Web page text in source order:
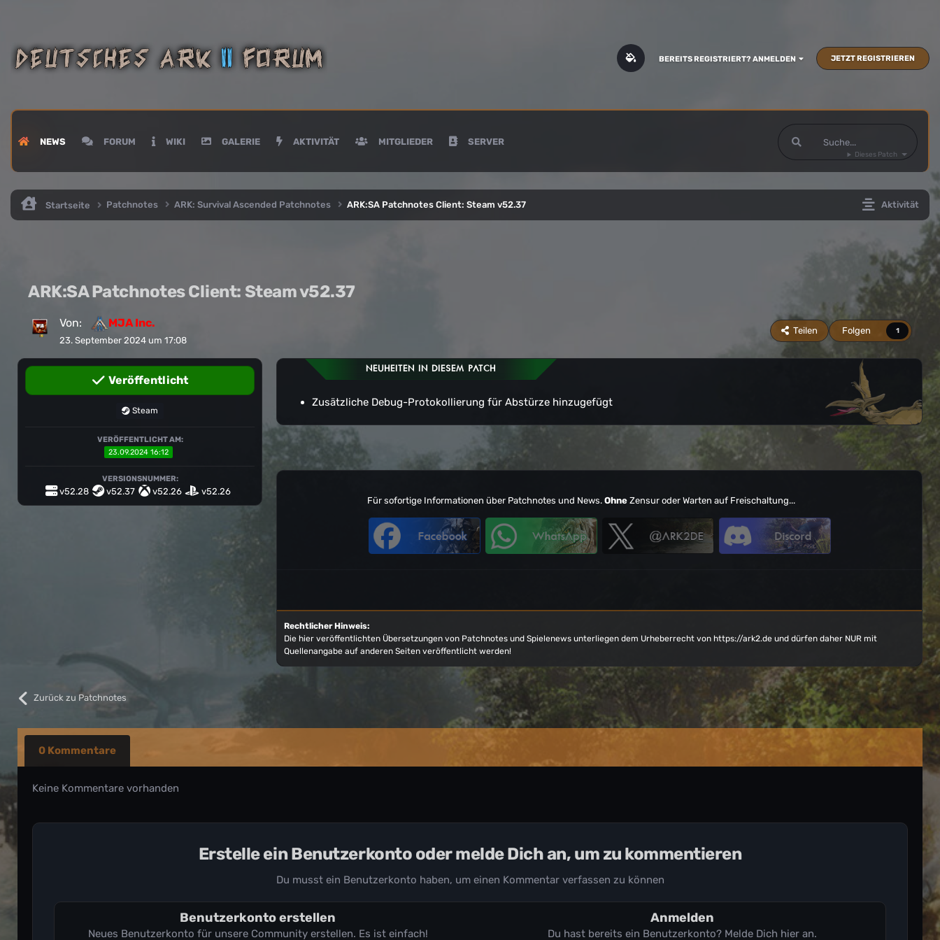
BEREITS REGISTRIERT? ANMELDEN JETZT REGISTRIEREN
NEWS FORUM WIKI GALERIE AKTIVITÄT MITGLIEDER SERVER
Dieses Patch
Aktivität
Startseite Patchnotes ARK: Survival Ascended Patchnotes ARK:SA Patchnotes Client: Steam v52.37
ARK:SA Patchnotes Client: Steam v52.37
Von: MJA Inc.
23. September 2024 um 17:08
Teilen Folgen 1
Veröffentlicht
Steam
VERÖFFENTLICHT AM:
23.09.2024 16:12
VERSIONSNUMMER:
v52.28 v52.37 v52.26 v52.26
NEUHEITEN IN DIESEM PATCH
Zusätzliche Debug-Protokollierung für Abstürze hinzugefügt
Für sofortige Informationen über Patchnotes und News. OhneZensur oder Warten auf Freischaltung...
Rechtlicher Hinweis:
Die hier veröffentlichten Übersetzungen von Patchnotes und Spielenews unterliegen dem Urheberrecht von https://ark2.de und dürfen daher NUR mit
Quellenangabe auf anderen Seiten veröffentlicht werden!
Zurück zu Patchnotes
0 Kommentare
Keine Kommentare vorhanden
Erstelle ein Benutzerkonto oder melde Dich an, um zu kommentieren
Du musst ein Benutzerkonto haben, um einen Kommentar verfassen zu können
Benutzerkonto erstellen
Neues Benutzerkonto für unsere Community erstellen. Es ist einfach!
Anmelden
Du hast bereits ein Benutzerkonto? Melde Dich hier an.